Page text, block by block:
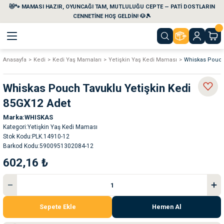
😻🐾 MAMASI HAZIR, OYUNCAĞI TAM, MUTLULUĞU CEPTE — PATİ DOSTLARIN
CENNETİNE HOŞ GELDİN! 🐶🎾
Geri Dön
Geri Dön
Temizlik Ürünleri
Geri Dön
Geri Dön
Geri Dön
Geri Dön
Anasayfa Kedi Kedi Yaş Mamaları Yetişkin Yaş Kedi Maması Whiskas
Whiskas Pouch Tavuklu Yetişkin Kedi
85GX12 Adet
Marka WHISKAS
Kategori Yetişkin Yaş Kedi Maması
Stok Kodu PLK.14910-12
Barkod Kodu 5900951302084-12
602,16 ₺
Sepete Ekle Hemen Al